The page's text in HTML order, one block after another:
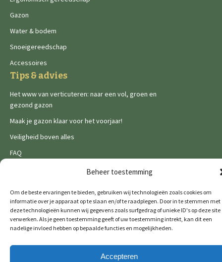
Beheer toestemming
Om de beste ervaringen te bieden, gebruiken wij technologieën zoals cookies om
informatie over je apparaat op te slaan en/of te raadplegen. Door in te stemmen met
deze technologieën kunnen wij gegevens zoals surfgedrag of unieke ID's op deze site
verwerken. Als je geen toestemming geeft of uw toestemming intrekt, kan dit een
nadelige invloed hebben op bepaalde functies en mogelijkheden.
Accepteren
Gazon
Water & bodem
Snoeigereedschap
Accessoires
Tips & advies
Het www van verticuteren: naar een vol, groen en
gezond gazon
Maak je gazon klaar voor het voorjaar!
Veiligheid boven alles
FAQ
Cookies